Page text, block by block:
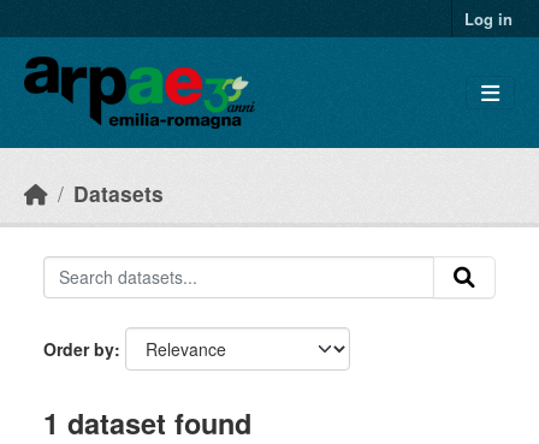
Log in
Datasets
Order by
1 dataset found